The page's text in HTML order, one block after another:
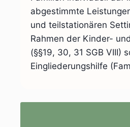
abgestimmte
und teilstationären
Rahmen der Kinder-
(§§19, 30, 31 SGB VIII)
Eingliederungshilfe